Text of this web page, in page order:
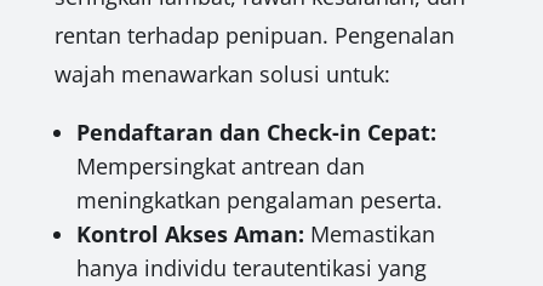
rentan terhadap penipuan. Pengenalan
wajah menawarkan solusi untuk:
Pendaftaran dan Check-in Cepat:
Mempersingkat antrean dan
meningkatkan pengalaman peserta.
Kontrol Akses Aman: Memastikan
hanya individu terautentikasi yang